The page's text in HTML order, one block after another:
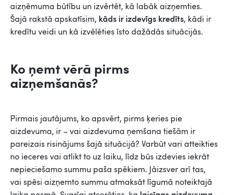
aizņēmuma būtību un izvērtēt, kā labāk aizņemties.
Šajā rakstā apskatīsim, kāds ir izdevīgs kredīts, kādi ir
kredītu veidi un kā izvēlēties īsto dažādās situācijās.
Ko ņemt vērā pirms
aizņemšanās?
Pirmais jautājums, ko apsvērt, pirms ķeries pie
aizdevuma, ir – vai aizdevuma ņemšana tiešām ir
pareizais risinājums šajā situācijā? Varbūt vari atteikties
no ieceres vai atlikt to uz laiku, līdz būs izdevies iekrāt
nepieciešamo summu paša spēkiem. Jāizsver arī tas,
vai spēsi aizņemto summu atmaksāt līgumā noteiktajā